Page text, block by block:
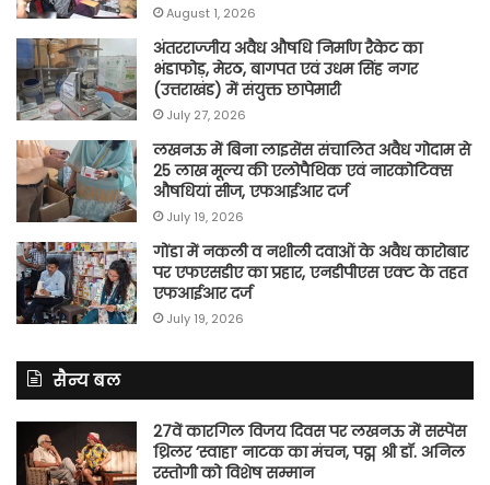
August 1, 2026
अंतरराज्जीय अवैध औषधि निर्माण रैकेट का
भंडाफोड़, मेरठ, बागपत एवं उधम सिंह नगर
(उत्तराखंड) में संयुक्त छापेमारी
July 27, 2026
लखनऊ में बिना लाइसेंस संचालित अवैध गोदाम से
25 लाख मूल्य की एलोपैथिक एवं नारकोटिक्स
औषधियां सीज, एफआईआर दर्ज
July 19, 2026
गोंडा में नकली व नशीली दवाओं के अवैध कारोबार
पर एफएसडीए का प्रहार, एनडीपीएस एक्ट के तहत
एफआईआर दर्ज
July 19, 2026
सैन्य बल
27वें कारगिल विजय दिवस पर लखनऊ में सस्पेंस
थ्रिलर ‘स्वाहा’ नाटक का मंचन, पद्म श्री डॉ. अनिल
रस्तोगी को विशेष सम्मान